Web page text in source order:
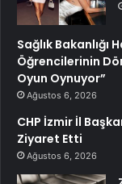
Sağlık Bakanlığı
Öğrencilerinin
Oyun Oynuyor”
Ağustos 6, 2026
CHP İzmir İl
Ziyaret Etti
Ağustos 6, 2026